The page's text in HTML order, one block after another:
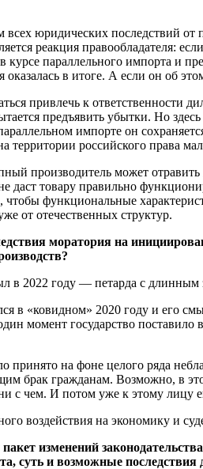
юридических последствий
реакция правообладателя:
параллельного импорта и
оказалась в итоге. А если он об
привлечь к ответственности
предъявить убытки. Но
импорте он
территории российского права
производитель может
даст товару правильно
функциональные
от отечественных структур.
моратория на
в 2022 году — петарда с
в «ковидном» 2020 году и его
момент государство поставило
на фоне целого ряда
брак гражданам. Возможно, в
с чем. И потом уже к этому лицу
воздействия на экономику и
изменений
суть и возможные последствия